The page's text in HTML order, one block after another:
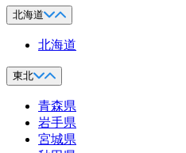
北海道
北海道
東北
青森県
岩手県
宮城県